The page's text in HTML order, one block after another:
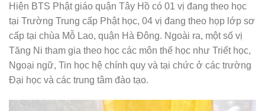
Hiện BTS Phật giáo quận Tây Hồ có 01 vị đang theo học
tại Trường Trung cấp Phật học, 04 vị đang theo họp lớp sơ
cấp tại chùa Mỗ Lao, quận Hà Đông. Ngoài ra, một số vị
Tăng Ni tham gia theo học các môn thế học như Triết học,
Ngoại ngữ, Tin học hệ chính quy và tại chức ở các trường
Đại học và các trung tâm đào tạo.